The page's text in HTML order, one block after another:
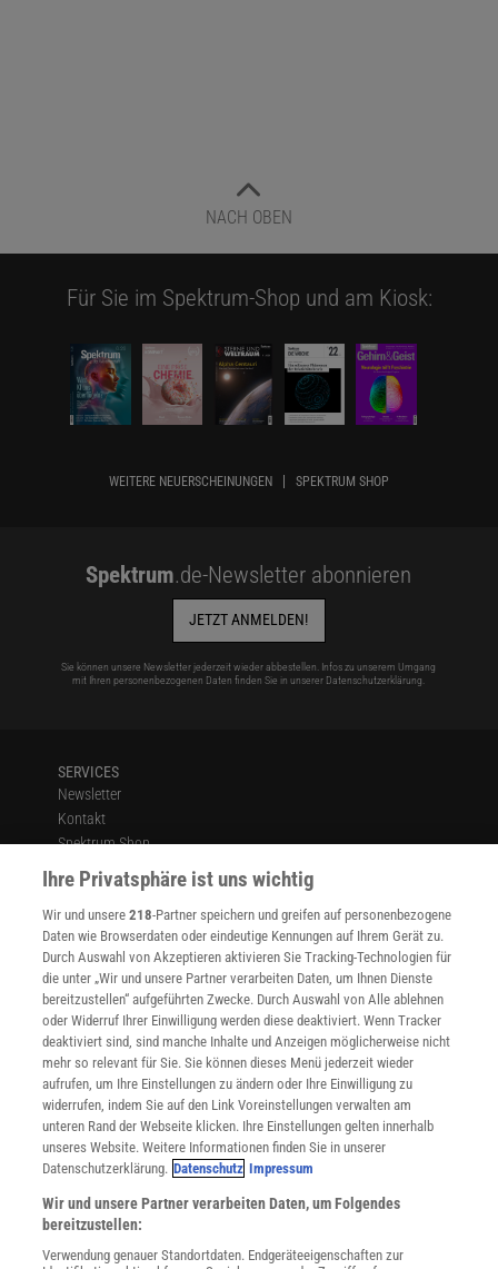
NACH OBEN
Für Sie im Spektrum-Shop und am Kiosk:
WEITERE NEUERSCHEINUNGEN SPEKTRUM SHOP
Spektrum.de-Newsletter abonnieren
JETZT ANMELDEN!
Sie können unsere Newsletter jederzeit wieder abbestellen. Infos zu unserem Umgang
mit Ihren personenbezogenen Daten finden Sie in unserer Datenschutzerklärung.
SERVICES
Newsletter
Kontakt
Spektrum Shop
Im Handel kaufen
Presse
Verträge kündigen
INFO
Mediadaten
Datenschutz
Nutzungsbedingungen
Cookie-Einstellungen
Utiq verwalten
Nutzungsbasierte Onlinewerbung
Alle Artikel
Impressum
Angebote für Schulen
Angebote für Institutionen
Sprachen lernen mit Gymglish
Ihre Privatsphäre ist uns wichtig
Wir und unsere218-Partner speichern und greifen auf personenbezogene
Daten wie Browserdaten oder eindeutige Kennungen auf Ihrem Gerät zu.
Durch Auswahl von Akzeptieren aktivieren Sie Tracking-Technologien für
die unter „Wir und unsere Partner verarbeiten Daten, um Ihnen Dienste
bereitzustellen“ aufgeführten Zwecke. Durch Auswahl von Alle ablehnen
oder Widerruf Ihrer Einwilligung werden diese deaktiviert. Wenn Tracker
deaktiviert sind, sind manche Inhalte und Anzeigen möglicherweise nicht
mehr so relevant für Sie. Sie können dieses Menü jederzeit wieder
aufrufen, um Ihre Einstellungen zu ändern oder Ihre Einwilligung zu
widerrufen, indem Sie auf den Link Voreinstellungen verwalten am
unteren Rand der Webseite klicken. Ihre Einstellungen gelten innerhalb
unseres Website. Weitere Informationen finden Sie in unserer
Datenschutzerklärung. Datenschutz Impressum
Wir und unsere Partner verarbeiten Daten, um Folgendes
bereitzustellen:
Verwendung genauer Standortdaten. Endgeräteeigenschaften zur